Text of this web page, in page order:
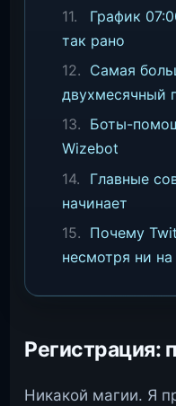
График
так рано
Самая
двухмесячный
Боты-
Wizebot
Главные
начинает
Почему
несмотря ни на
Регистрация:
Никакой магии. Я